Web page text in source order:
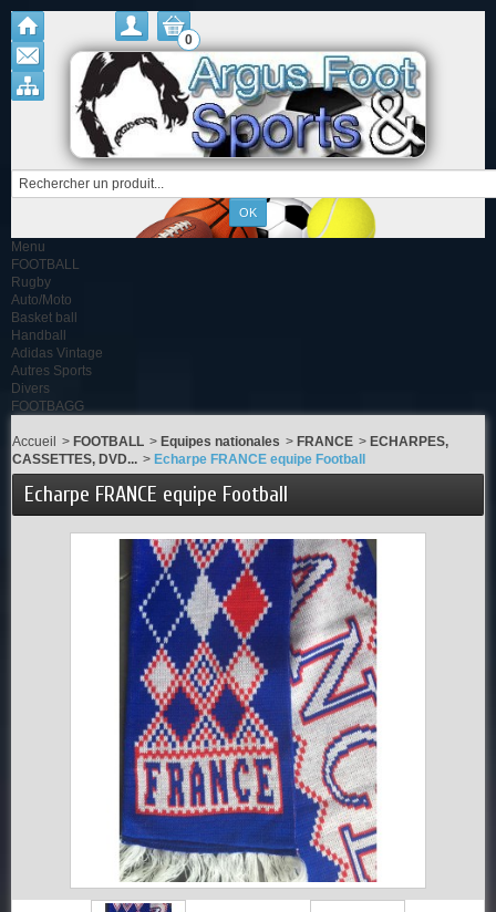
0
Menu
FOOTBALL
Rugby
Auto/Moto
Basket ball
Handball
Adidas Vintage
Autres Sports
Divers
FOOTBAGG
Accueil > FOOTBALL > Equipes nationales > FRANCE > ECHARPES,
CASSETTES, DVD... > Echarpe FRANCE equipe Football
Echarpe FRANCE equipe Football